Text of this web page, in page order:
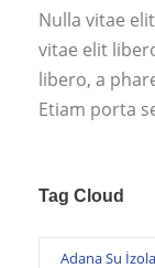
Nulla vitae
vitae elit
libero, a
Etiam porta
Tag Cloud
Adana Su